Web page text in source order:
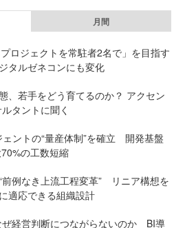
月間
ロジェクトを常駐者2名で」を目指す
タルゼネコンにも変化
、若手をどう育てるのか？ アクセン
タントに聞く
ントの“量産体制”を確立 開発基盤
70%の工数短縮
前例なき上流工程変革” リニア構想を
適応できる組織設計
ぜ経営判断につながらないのか BI導